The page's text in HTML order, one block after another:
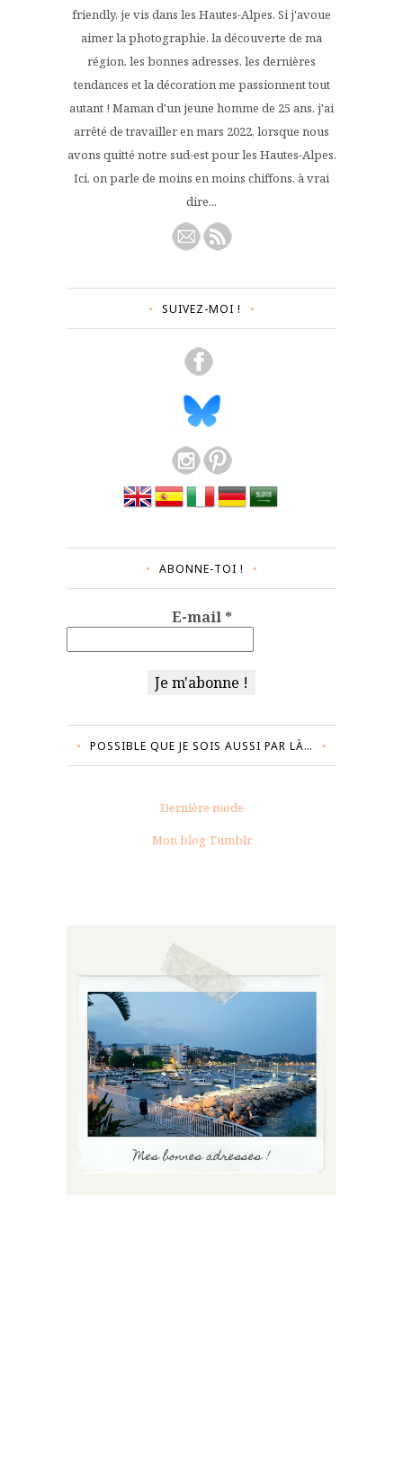
friendly, je vis dans les Hautes-Alpes. Si j'avoue
aimer la photographie, la découverte de ma
région, les bonnes adresses, les dernières
tendances et la décoration me passionnent tout
autant ! Maman d'un jeune homme de 25 ans, j'ai
arrêté de travailler en mars 2022, lorsque nous
avons quitté notre sud-est pour les Hautes-Alpes.
Ici, on parle de moins en moins chiffons, à vrai
dire...
SUIVEZ-MOI !
ABONNE-TOI !
E-mail*
POSSIBLE QUE JE SOIS AUSSI PAR LÀ…
Dernière mode
Mon blog Tumblr